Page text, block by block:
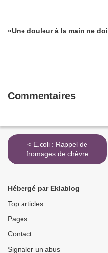
«Une douleur à la main ne
Commentaires
< E.coli : Rappel de
fromages de chèvre
contaminés
Hébergé par Eklablog
Top articles
Pages
Contact
Signaler un abus